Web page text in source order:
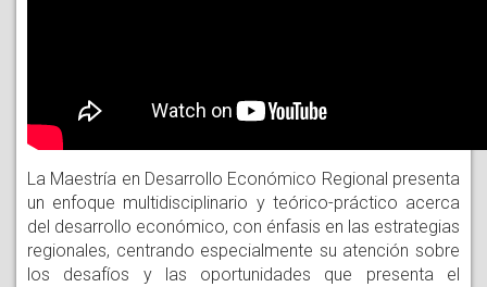
La Maestría en Desarrollo Económico Regional presenta
un enfoque multidisciplinario y teórico-práctico acerca
del desarrollo económico, con énfasis en las estrategias
regionales, centrando especialmente su atención sobre
los desafíos y las oportunidades que presenta el